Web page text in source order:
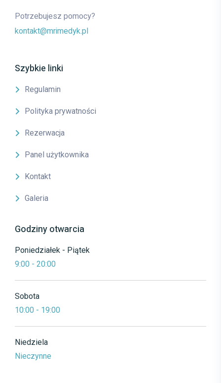
Potrzebujesz pomocy?
kontakt@mrimedyk.pl
Szybkie linki
Regulamin
Polityka prywatności
Rezerwacja
Panel użytkownika
Kontakt
Galeria
Godziny otwarcia
Poniedziałek - Piątek
9:00 - 20:00
Sobota
10:00 - 19:00
Niedziela
Nieczynne